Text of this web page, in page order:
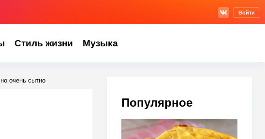
Войти
Стиль жизни Музыка
очень сытно
Популярное